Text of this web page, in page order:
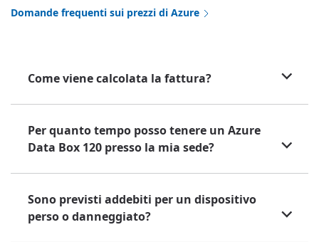
Domande frequenti sui prezzi di Azure
Come viene calcolata la fattura?
Per quanto tempo posso tenere un Azure
Data Box 120 presso la mia sede?
Sono previsti addebiti per un dispositivo
perso o danneggiato?